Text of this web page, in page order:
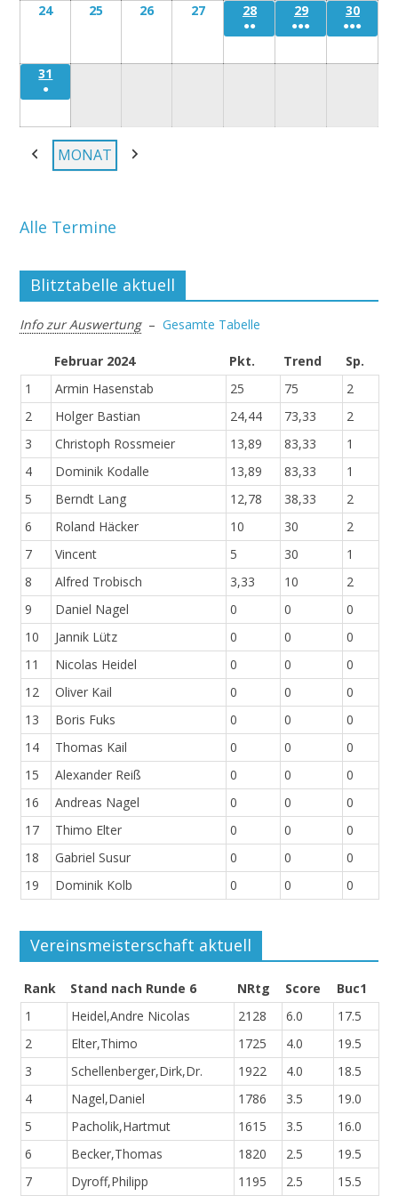
24Montag
25 Dienstag
26 Mittwoch
27Donnerstag
28Freitag
●●
29Samstag
29
●●●
30
30
●●●
31
●
ZurückMONAT Weiter
Alle Termine
Blitztabelle aktuell
Info zur Auswertung–Gesamte Tabelle
Februar 2024 Pkt. Trend
Sp.
1
Armin Hasenstab 25 75
2
2
Holger Bastian 24,44 73,33
2
3
Christoph Rossmeier 13,89 83,33
1
4
Dominik Kodalle 13,89 83,33
1
5
Berndt Lang 12,78 38,33
2
6
Roland Häcker 10 30
2
7
Vincent 5 30
1
8
Alfred Trobisch 3,33 10
2
9
Daniel Nagel 0 0
0
10
Jannik Lütz 0 0
0
11
Nicolas Heidel 0 0
0
12
Oliver Kail 0 0
0
13
Boris Fuks 0 0
0
14
Thomas Kail 0 0
0
15
Alexander Reiß 0 0
0
16
Andreas Nagel 0 0
0
17
Thimo Elter 0 0
0
18
Gabriel Susur 0 0
0
19
Dominik Kolb 0 0 0
Vereinsmeisterschaft aktuell
Rank Stand nach Runde 6 NRtg Score
Buc1
1
Heidel,Andre Nicolas 2128 6.0
17.5
2
Elter,Thimo 1725 4.0
19.5
3
Schellenberger,Dirk,Dr. 1922 4.0
18.5
4
Nagel,Daniel 1786 3.5
19.0
5
Pacholik,Hartmut 1615 3.5
16.0
6
Becker,Thomas 1820 2.5
19.5
7
Dyroff,Philipp 1195 2.5 15.5